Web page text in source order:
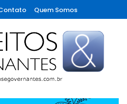
Quem Somos
Governantes